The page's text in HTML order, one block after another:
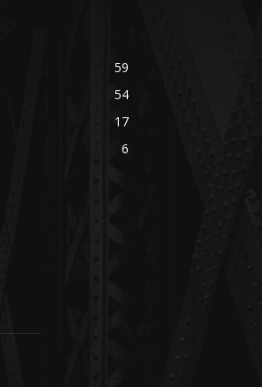
59
54
17
6